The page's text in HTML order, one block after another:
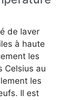
de laver
à haute
les
Celsius au
les
Il est